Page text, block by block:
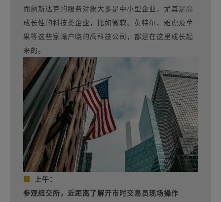
而纳斯达克的服务对象大多是中小型企业，尤其是高
成长性的科技类企业，比如微软、英特尔、雅虎及苹
果等这些家喻户晓的高科技公司，都是在这里成长起
来的。
■
上午：
参观纽交所，近距离了解开市时交易员现场操作